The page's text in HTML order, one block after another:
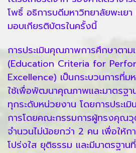
โพธิ์ อธิการบดีมหาวิทยาลัยพะเยา
มอบเกียรติบัตรในครั้งนี้
การประเมินคุณภาพการศึกษาตา
(Education Criteria for
Excellence) เป็นกระบวนการที่ม
ใช้เพื่อพัฒนาคุณภาพและมาตรฐา
ทุกระดับหน่วยงาน โดยการประเมิ
การโดยคณะกรรมการผู้ทรงคุณ
จำนวนไม่น้อยกว่า 2 คน เพื่อให้กา
โปร่งใส ยุติธรรม และมีมาตรฐาน